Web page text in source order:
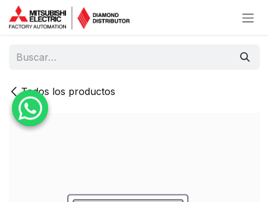
Ir al contenido
Todos los productos